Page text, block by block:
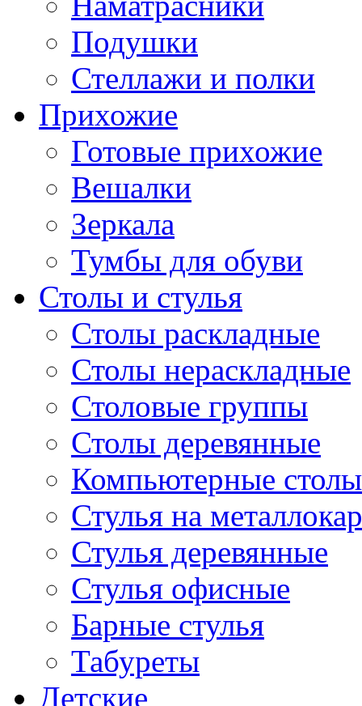
Подушки
Стеллажи и полки
Прихожие
Готовые прихожие
Вешалки
Зеркала
Тумбы для обуви
Столы и стулья
Столы раскладные
Столы нераскладные
Столовые группы
Столы деревянные
Компьютерные столы
Стулья на
Стулья деревянные
Стулья офисные
Барные стулья
Табуреты
Детские